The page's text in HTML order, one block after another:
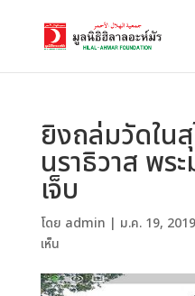
ยิงถล่มวัดใน
นราธิวาส พร
เจ็บ
โดย admin | ม.ค. 19, 2019
เห็น